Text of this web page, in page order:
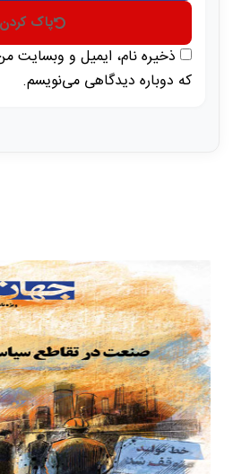
پاک کردن
ذخیره نام، ایمیل و وبسایت
که دوباره دیدگاهی می‌نویسم.